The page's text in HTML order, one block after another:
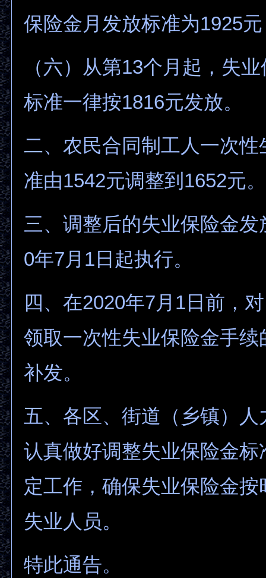
保险金月发放标准为1925
（六）从第13个月起，失
标准一律按1816元发放。
二、农民合同制工人一次性
准由1542元调整到1652元。
三、调整后的失业保险金发
0年7月1日起执行。
四、在2020年7月1日前，
领取一次性失业保险金手续
补发。
五、各区、街道（乡镇）人
认真做好调整失业保险金标
定工作，确保失业保险金按
失业人员。
特此通告。